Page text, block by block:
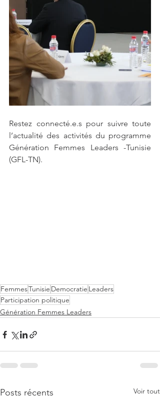
Restez connecté.e.s pour suivre toute
l’actualité des activités du programme
Génération Femmes Leaders -Tunisie
(GFL-TN).
FemmesTunisie Democratie Leaders
Participation politique
Génération Femmes Leaders
Posts récents Voir tout